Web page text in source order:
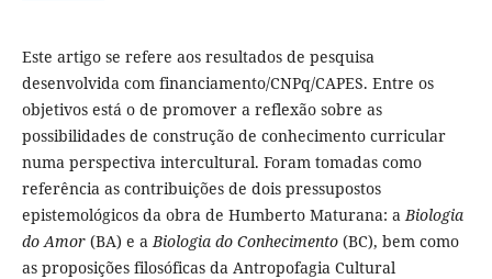
Este artigo se refere aos resultados de pesquisa
desenvolvida com financiamento/CNPq/CAPES. Entre os
objetivos está o de promover a reflexão sobre as
possibilidades de construção de conhecimento curricular
numa perspectiva intercultural. Foram tomadas como
referência as contribuições de dois pressupostos
epistemológicos da obra de Humberto Maturana: a Biologia
do Amor(BA) e a Biologia do Conhecimento(BC), bem como
as proposições filosóficas da Antropofagia Cultural